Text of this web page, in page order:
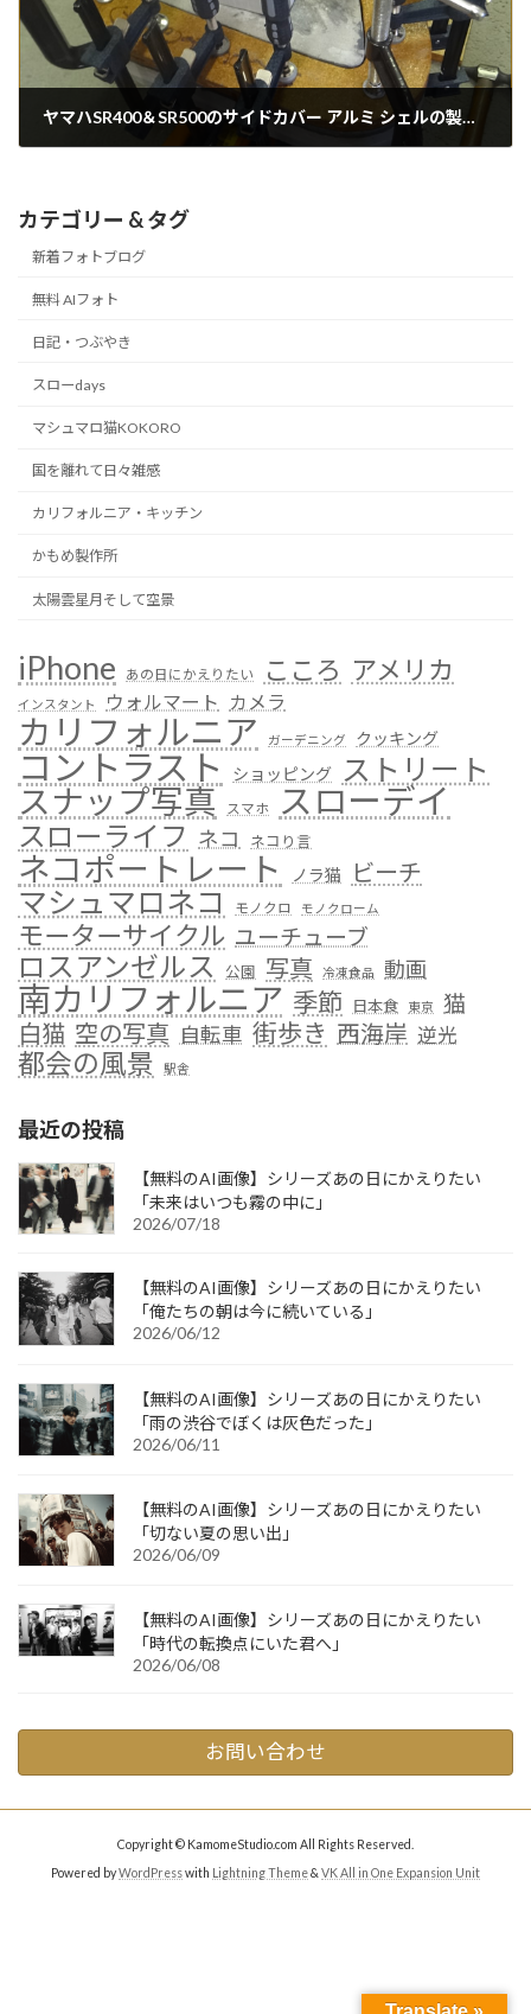
ヤマハSR400＆SR500のサイドカバー アルミ シェルの製作記（型と一次成型）
カテゴリー & タグ
新着フォトブログ
無料 AIフォト
日記・つぶやき
スローdays
マシュマロ猫KOKORO
国を離れて日々雑感
カリフォルニア・キッチン
かもめ製作所
太陽雲星月そして空景
iPhone あの日にかえりたい こころ アメリカ
インスタント ウォルマート カメラ
カリフォルニア ガーデニング クッキング
コントラスト ショッピング ストリート
スナップ写真 スマホ スローデイ
スローライフ ネコ ネコり言
ネコポートレート ノラ猫 ビーチ
マシュマロネコ モノクロ モノクローム
モーターサイクル ユーチューブ
ロスアンゼルス 公園 写真 冷凍食品 動画
南カリフォルニア 季節 日本食 東京 猫
白猫 空の写真 自転車 街歩き 西海岸 逆光
都会の風景 駅舎
最近の投稿
【無料のAI画像】シリーズあの日にかえりたい
「未来はいつも霧の中に」
2026/07/18
【無料のAI画像】シリーズあの日にかえりたい
「俺たちの朝は今に続いている」
2026/06/12
【無料のAI画像】シリーズあの日にかえりたい
「雨の渋谷でぼくは灰色だった」
2026/06/11
【無料のAI画像】シリーズあの日にかえりたい
「切ない夏の思い出」
2026/06/09
【無料のAI画像】シリーズあの日にかえりたい
「時代の転換点にいた君へ」
2026/06/08
お問い合わせ
Copyright © KamomeStudio.com All Rights Reserved.
Powered byWordPresswith Lightning Theme& VK All in One Expansion Unit